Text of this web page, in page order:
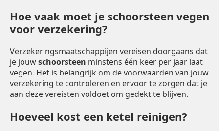
Hoe vaak moet je schoorsteen vegen
voor verzekering?
Verzekeringsmaatschappijen vereisen doorgaans dat
je jouwschoorsteen minstens één keer per jaar laat
vegen. Het is belangrijk om de voorwaarden van jouw
verzekering te controleren en ervoor te zorgen dat je
aan deze vereisten voldoet om gedekt te blijven.
Hoeveel kost een ketel reinigen?